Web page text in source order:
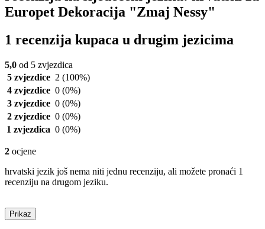
Europet Dekoracija "Zmaj Nessy"
1 recenzija kupaca u drugim jezicima
5,0 od 5 zvjezdica
5 zvjezdice 2 (100%)
4 zvjezdice 0 (0%)
3 zvjezdice 0 (0%)
2 zvjezdice 0 (0%)
1 zvjezdica 0 (0%)
2 ocjene
hrvatski jezik još nema niti jednu recenziju, ali možete pronaći 1
recenziju na drugom jeziku.
Prikaz